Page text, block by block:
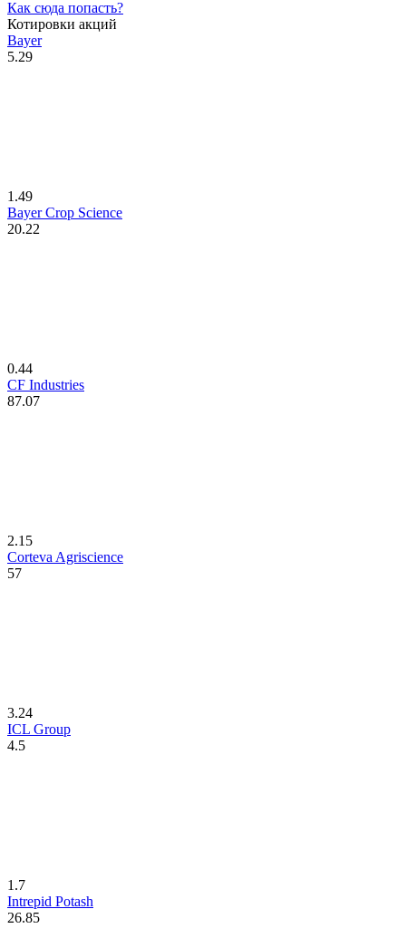
Как сюда попасть?
Котировки акций
Bayer
5.29
1.49
Bayer Crop Science
20.22
0.44
CF Industries
87.07
2.15
Corteva Agriscience
57
3.24
ICL Group
4.5
1.7
Intrepid Potash
26.85